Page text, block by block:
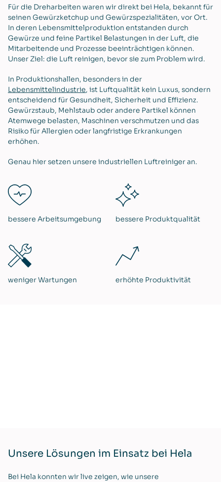
Für die Dreharbeiten waren wir direkt bei Hela, bekannt für
seinen Gewürzketchup und Gewürzspezialitäten, vor Ort.
In deren Lebensmittelproduktion entstanden durch
Gewürze und feine Partikel Belastungen in der Luft, die
Mitarbeitende und Prozesse beeinträchtigen können.
Unser Ziel: die Luft reinigen, bevor sie zum Problem wird.
In Produktionshallen, besonders in der
Lebensmittelindustrie, ist Luftqualität kein Luxus, sondern
entscheidend für Gesundheit, Sicherheit und Effizienz.
Gewürzstaub, Mehlstaub oder andere Partikel können
Atemwege belasten, Maschinen verschmutzen und das
Risiko für Allergien oder langfristige Erkrankungen
erhöhen.
Genau hier setzen unsere industriellen Luftreiniger an.
bessere Arbeitsumgebung bessere Produktqualität
weniger Wartungen erhöhte Produktivität
Unsere Lösungen im Einsatz bei Hela
Bei Hela konnten wir live zeigen, wie unsere